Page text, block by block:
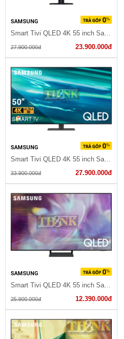
SAMSUNG
Smart Tivi QLED 4K 55 inch Samsung QA55Q70A
27.900.000đ 23.900.000đ
SAMSUNG
Smart Tivi QLED 4K 55 inch Samsung QA55Q80A
33.900.000đ 27.900.000đ
SAMSUNG
Smart Tivi QLED 4K 55 inch Samsung QA55Q65A
25.900.000đ 12.390.000đ